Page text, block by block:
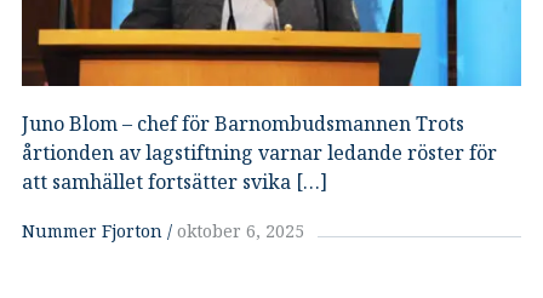
Juno Blom – chef för Barnombudsmannen Trots
årtionden av lagstiftning varnar ledande röster för
att samhället fortsätter svika […]
Nummer Fjorton oktober 6, 2025